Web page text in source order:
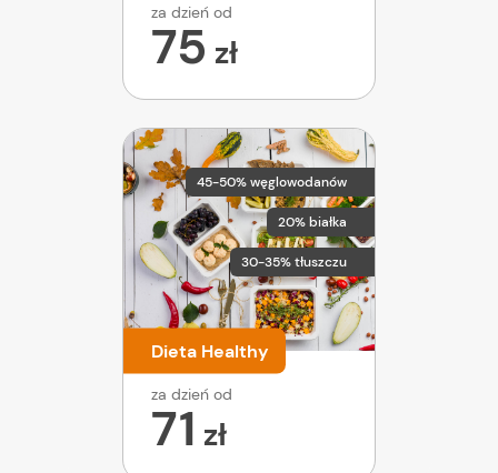
za dzień od
75 zł
45-50% węglowodanów
20% białka
30-35% tłuszczu
Dieta Healthy
za dzień od
71 zł